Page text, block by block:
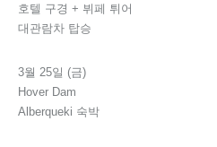
호텔 구경 + 뷔페 튀어
대관람차 탑승
3월 25일 (금)
Hover Dam
Alberqueki 숙박